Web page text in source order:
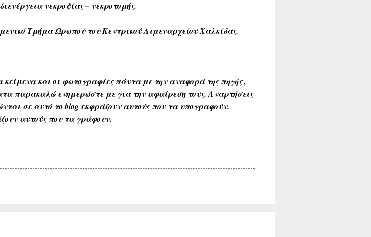
νεκροψίας – νεκροτομής.
Τμήμα Ωρωπού του Κεντρικού Λιμεναρχείου Χαλκίδας.
κείμενα και οι φωτογραφίες πάντα με την αναφορά της πηγής ,
παρακαλώ ενημερώστε με για την αφαίρεση τους. Αναρτήσεις
σε αυτό το blog εκφράζουν αυτούς που τα υπογραφούν.
αυτούς που τα γράφουν.